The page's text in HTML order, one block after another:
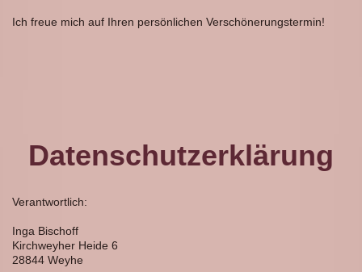
Ich freue mich auf Ihren persönlichen Verschönerungstermin!
Datenschutzerklärung
Verantwortlich:
Inga Bischoff
Kirchweyher Heide 6
28844 Weyhe